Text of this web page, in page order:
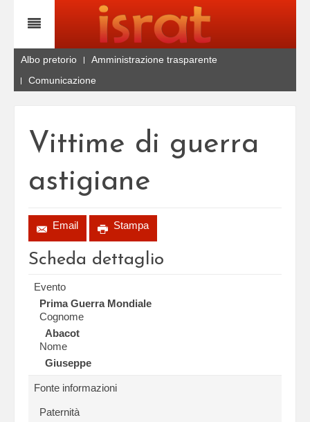
Albo pretorio
Amministrazione trasparente
Comunicazione
Vittime di guerra
astigiane
Email Stampa
Scheda dettaglio
Evento
Prima Guerra Mondiale
Cognome
Abacot
Nome
Giuseppe
Fonte informazioni
Paternità